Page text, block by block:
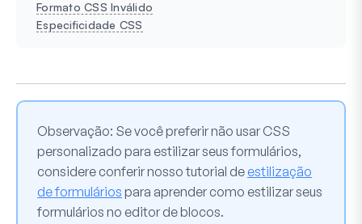
Formato CSS Inválido
Especificidade CSS
Observação: Se você preferir não usar CSS
personalizado para estilizar seus formulários,
considere conferir nosso tutorial deestilização
de formulários para aprender como estilizar seus
formulários no editor de blocos.